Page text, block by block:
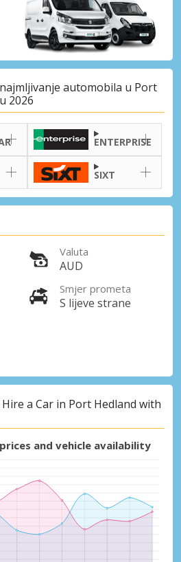
automobila u Port
2026
ENTERPRISE
SIXT
Valuta
AUD
Smjer prometa
S lijeve strane
a Car in Port Hedland with
and vehicle availability